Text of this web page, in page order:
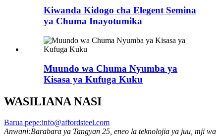
Kiwanda Kidogo cha Elegent Semina
ya Chuma Inayotumika
Muundo wa Chuma Nyumba ya
Kisasa ya Kufuga Kuku
WASILIANA NASI
Barua pepe:info@affordsteel.com
Anwani:Barabara ya Tangyan 25, eneo la teknolojia ya juu, mji wa